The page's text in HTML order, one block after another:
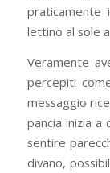
praticamente
lettino al sole
Veramente
percepiti
messaggio
pancia inizia
sentire
divano,